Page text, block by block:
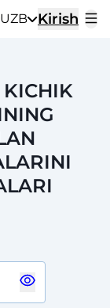
UZB Kirish
KICHIK